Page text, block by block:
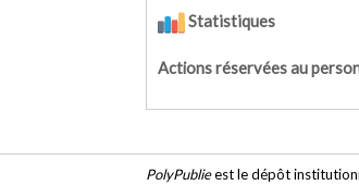
Statistiques
Actions réservées au
PolyPublieest le dépôt